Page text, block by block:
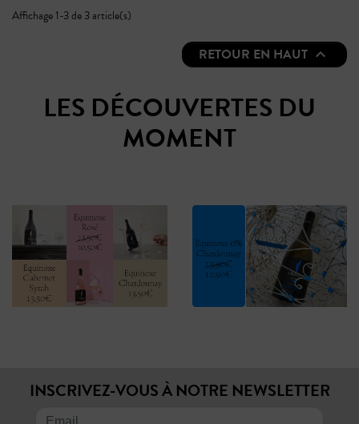
Affichage 1-3 de 3 article(s)
RETOUR EN HAUT 
LES DÉCOUVERTES DU
MOMENT
INSCRIVEZ-VOUS À NOTRE NEWSLETTER